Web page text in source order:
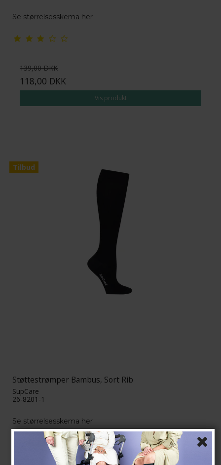
Se størrelsesskema her
139,00 DKK
118,00 DKK
Vis produkt
Tilbud
Støttestrømper Bambus, Sort Rib
SupCare
26-8201-1
Se størrelsesskema her